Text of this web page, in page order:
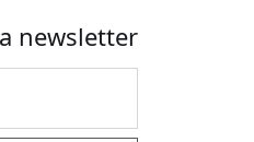
newsletter